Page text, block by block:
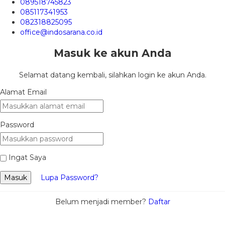
089518745823
085117341953
082318825095
office@indosarana.co.id
Masuk ke akun Anda
Selamat datang kembali, silahkan login ke akun Anda.
Alamat Email
Password
Ingat Saya
Masuk Lupa Password?
Belum menjadi member? Daftar